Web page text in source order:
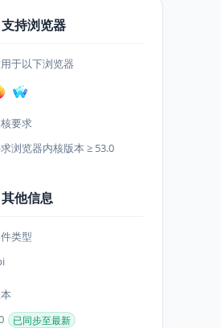
支持浏览器
于以下浏览器
要求
浏览器内核版本 ≥ 53.0
其他信息
类型
已同步至最新